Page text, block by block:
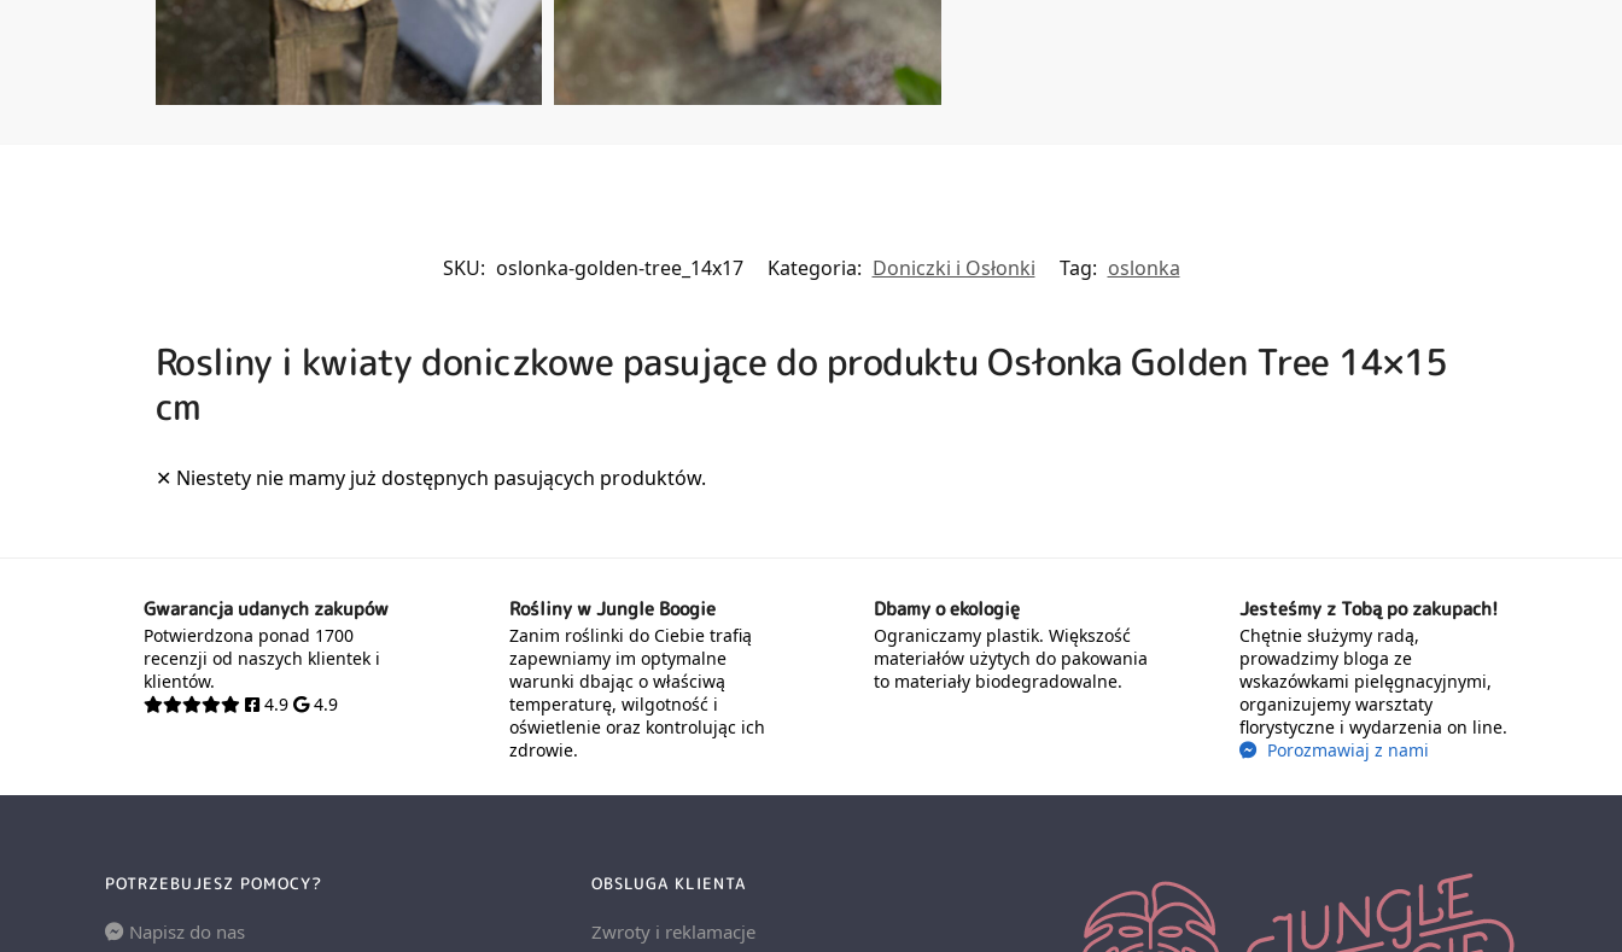
SKU: oslonka-golden-tree_14x17 Kategoria: Doniczki i Osłonki Tag: oslonka
Rosliny i kwiaty doniczkowe pasujące do produktu Osłonka Golden Tree 14×15
cm
Gwarancja udanych zakupów
Potwierdzona ponad 1700
recenzji od naszych klientek i
klientów.
4.9
4.9
Rośliny w Jungle Boogie
Zanim roślinki do Ciebie trafią
zapewniamy im optymalne
warunki dbając o właściwą
temperaturę, wilgotność i
oświetlenie oraz kontrolując ich
zdrowie.
Dbamy o ekologię
Ograniczamy plastik. Większość
materiałów użytych do pakowania
to materiały biodegradowalne.
Jesteśmy z Tobą po zakupach!
Chętnie służymy radą,
prowadzimy bloga ze
wskazówkami pielęgnacyjnymi,
organizujemy warsztaty
florystyczne i wydarzenia on line.
Porozmawiaj z nami
POTRZEBUJESZ POMOCY?
Napisz do nas
OBSLUGA KLIENTA
Zwroty i reklamacje